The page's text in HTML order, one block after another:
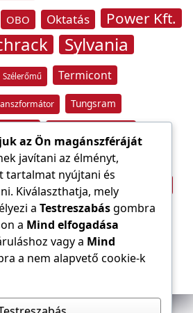
OBO Oktatás Power Kft.
Sylvania
Szélerőmű Termicont
Tungsram
Áramfogyasztás
Építőipar átviteli hálózat
az Ön magánszféráját
javítani az élményt,
tartalmat nyújtani és
Kiválaszthatja, mely
a Testreszabásgombra
a Mind elfogadása
vagy a Mind
a nem alapvető cookie-k